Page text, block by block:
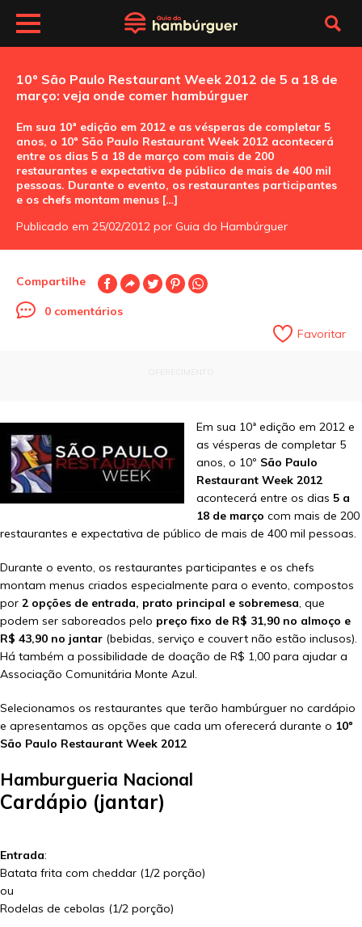
10º São Paulo Restaurant Week 2012 de 5 a 18 de
março: veja onde comer hambúrguer
Em sua 10ª edição em 2012 e as vésperas de completar 5
anos, o 10º São Paulo Restaurant Week 2012 acontecerá
entre os dias 5 a 18 de março com mais de 200
restaurantes e expectativa de público de mais de 400 mil
pessoas. Durante o evento, os restaurantes participantes
e os chefs montam menus […]
Publicado em 25/02/2012 por Guia do Hambúrguer
Compartilhe
0 comentários
Favoritar
Em sua 10ª edição em 2012 e
as vésperas de completar 5
anos, o 10º São Paulo
Restaurant Week 2012
acontecerá entre os dias 5 a
18 de março com mais de 200
restaurantes e expectativa de público de mais de 400 mil pessoas.
Durante o evento, os restaurantes participantes e os chefs
montam menus criados especialmente para o evento, compostos
por 2 opções de entrada, prato principal e sobremesa, que
podem ser saboreados pelo preço fixo de R$ 31,90 no almoço e
R$ 43,90 no jantar (bebidas, serviço e couvert não estão inclusos).
Há também a possibilidade de doação de R$ 1,00 para ajudar a
Associação Comunitária Monte Azul.
Selecionamos os restaurantes que terão hambúrguer no cardápio
e apresentamos as opções que cada um oferecerá durante o 10º
São Paulo Restaurant Week 2012
Hamburgueria Nacional
Cardápio (jantar)
Entrada:
Batata frita com cheddar (1/2 porção)
ou
Rodelas de cebolas (1/2 porção)